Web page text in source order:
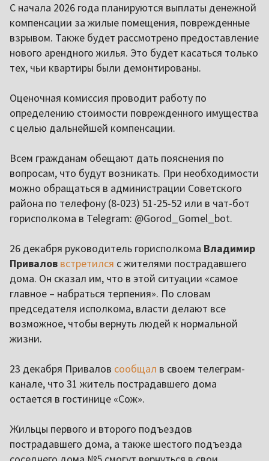
С начала 2026 года планируются выплаты денежной
компенсации за жилые помещения, поврежденные
взрывом. Также будет рассмотрено предоставление
нового арендного жилья. Это будет касаться только
тех, чьи квартиры были демонтированы.
Оценочная комиссия проводит работу по
определению стоимости поврежденного имущества
с целью дальнейшей компенсации.
Всем гражданам обещают дать пояснения по
вопросам, что будут возникать. При необходимости
можно обращаться в администрации Советского
района по телефону (8-023) 51-25-52 или в чат-бот
горисполкома в Telegram: @Gorod_Gomel_bot.
26 декабря руководитель горисполкома Владимир
Привалов встретился с жителями пострадавшего
дома. Он сказал им, что в этой ситуации «самое
главное – набраться терпения». По словам
председателя исполкома, власти делают все
возможное, чтобы вернуть людей к нормальной
жизни.
23 декабря Привалов сообщал в своем телеграм-
канале, что 31 житель пострадавшего дома
остается в гостинице «Сож».
Жильцы первого и второго подъездов
пострадавшего дома, а также шестого подъезда